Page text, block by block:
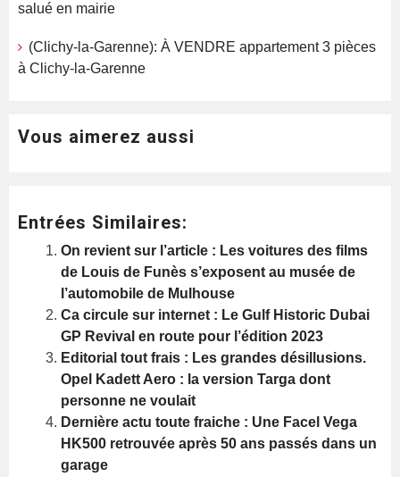
salué en mairie
(Clichy-la-Garenne): À VENDRE appartement 3 pièces
à Clichy-la-Garenne
Vous aimerez aussi
Entrées Similaires:
On revient sur l’article : Les voitures des films
de Louis de Funès s’exposent au musée de
l’automobile de Mulhouse
Ca circule sur internet : Le Gulf Historic Dubai
GP Revival en route pour l’édition 2023
Editorial tout frais : Les grandes désillusions.
Opel Kadett Aero : la version Targa dont
personne ne voulait
Dernière actu toute fraiche : Une Facel Vega
HK500 retrouvée après 50 ans passés dans un
garage